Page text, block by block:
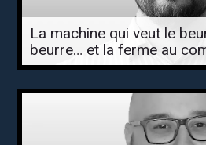
La machine qui veut le
beurre… et la ferme au